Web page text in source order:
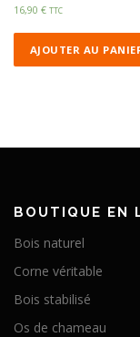
16,90 € TTC
AJOUTER AU
BOUTIQUE EN
Bois naturel
Corne véritable
Bois stabilisé
Os de chameau